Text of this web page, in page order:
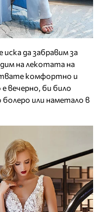
иска да забравим за
на лекотата на
комфортно и
вечерно, би било
или наметало в